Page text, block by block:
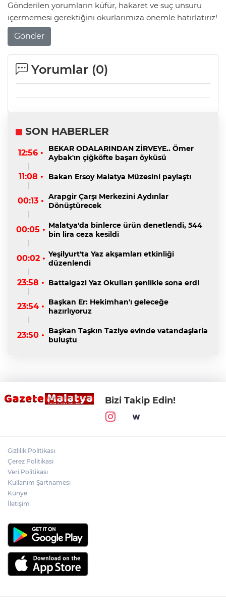
Gönderilen yorumların küfür, hakaret ve suç unsuru
içermemesi gerektiğini okurlarımıza önemle hatırlatırız!
Gönder
Yorumlar (0)
SON HABERLER
12:56 •
BEKAR ODALARINDAN ZİRVEYE.. Ömer
Aybak'ın çiğköfte başarı öyküsü
11:08 • Bakan Ersoy Malatya Müzesini paylaştı
00:13 • Arapgir Çarşı Merkezini Aydınlar
Dönüştürecek
00:05 • Malatya'da binlerce ürün denetlendi, 544
bin lira ceza kesildi
00:02 • Yeşilyurt'ta Yaz akşamları etkinliği
düzenlendi
23:58 • Battalgazi Yaz Okulları şenlikle sona erdi
23:54 • Başkan Er: Hekimhan'ı geleceğe
hazırlıyoruz
23:50 • Başkan Taşkın Taziye evinde vatandaşlarla
buluştu
Bizi Takip Edin!
Gizlilik Politikası
Çerez Politikası
Veri Politikası
Kullanım Şartnamesi
Künye
İletişim